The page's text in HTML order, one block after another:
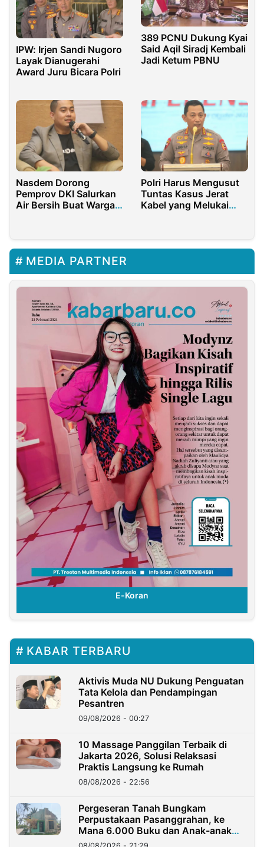
IPW: Irjen Sandi Nugoro
Layak Dianugerahi
Award Juru Bicara Polri
389 PCNU Dukung Kyai
Said Aqil Siradj Kembali
Jadi Ketum PBNU
Nasdem Dorong
Pemprov DKI Salurkan
Air Bersih Buat Warga
Polri Harus Mengusut
Tuntas Kasus Jerat
Kabel yang Melukai
MEDIA PARTNER
E-Koran
KABAR TERBARU
Aktivis Muda NU Dukung Penguatan
Tata Kelola dan Pendampingan
Pesantren
09/08/2026 - 00:27
10 Massage Panggilan Terbaik di
Jakarta 2026, Solusi Relaksasi
Praktis Langsung ke Rumah
08/08/2026 - 22:56
Pergeseran Tanah Bungkam
Perpustakaan Pasanggrahan, ke
Mana 6.000 Buku dan Anak-anak
Kini?